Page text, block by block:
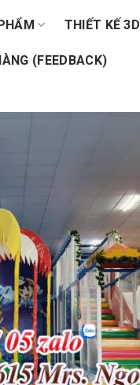
THIẾT KẾ 3D
(FEEDBACK)